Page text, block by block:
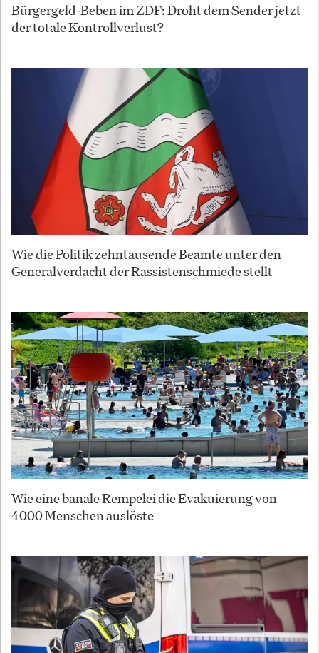
Bürgergeld-Beben im ZDF: Droht dem Sender jetzt
der totale Kontrollverlust?
Wie die Politik zehntausende Beamte unter den
Generalverdacht der Rassistenschmiede stellt
Wie eine banale Rempelei die Evakuierung von
4000 Menschen auslöste